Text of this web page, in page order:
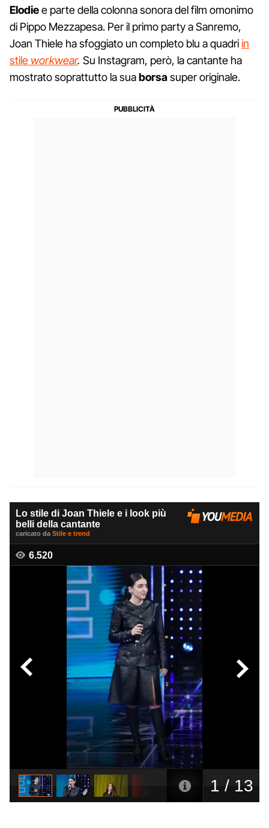
Elodiee parte della colonna sonora del film omonimo
di Pippo Mezzapesa. Per il primo party a Sanremo,
Joan Thiele ha sfoggiato un completo blu a quadriin
stile workwear. Su Instagram, però, la cantante ha
mostrato soprattutto la suaborsasuper originale.